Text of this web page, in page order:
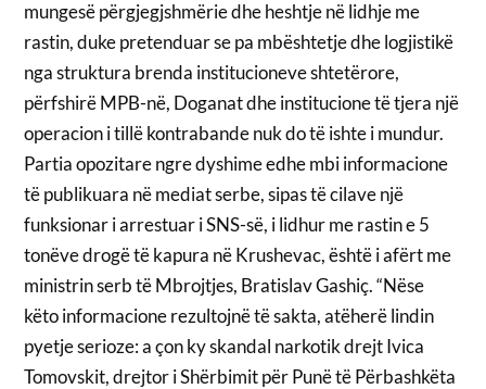
mungesë përgjegjshmërie dhe heshtje në lidhje me
rastin, duke pretenduar se pa mbështetje dhe logjistikë
nga struktura brenda institucioneve shtetërore,
përfshirë MPB-në, Doganat dhe institucione të tjera një
operacion i tillë kontrabande nuk do të ishte i mundur.
Partia opozitare ngre dyshime edhe mbi informacione
të publikuara në mediat serbe, sipas të cilave një
funksionar i arrestuar i SNS-së, i lidhur me rastin e 5
tonëve drogë të kapura në Krushevac, është i afërt me
ministrin serb të Mbrojtjes, Bratislav Gashiç. “Nëse
këto informacione rezultojnë të sakta, atëherë lindin
pyetje serioze: a çon ky skandal narkotik drejt Ivica
Tomovskit, drejtor i Shërbimit për Punë të Përbashkëta